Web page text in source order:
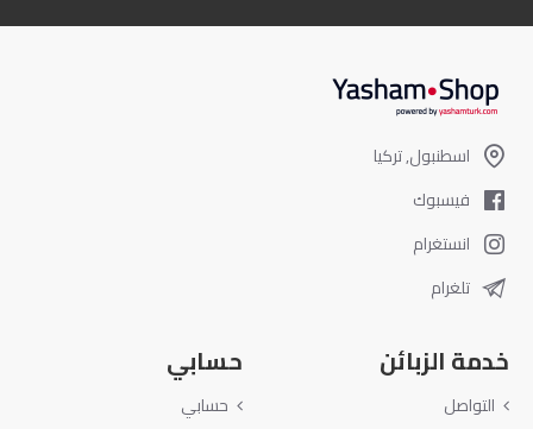
اسطنبول, تركيا
فيسبوك
انستغرام
تلغرام
خدمة الزبائن
التواصل
حسابي
حسابي